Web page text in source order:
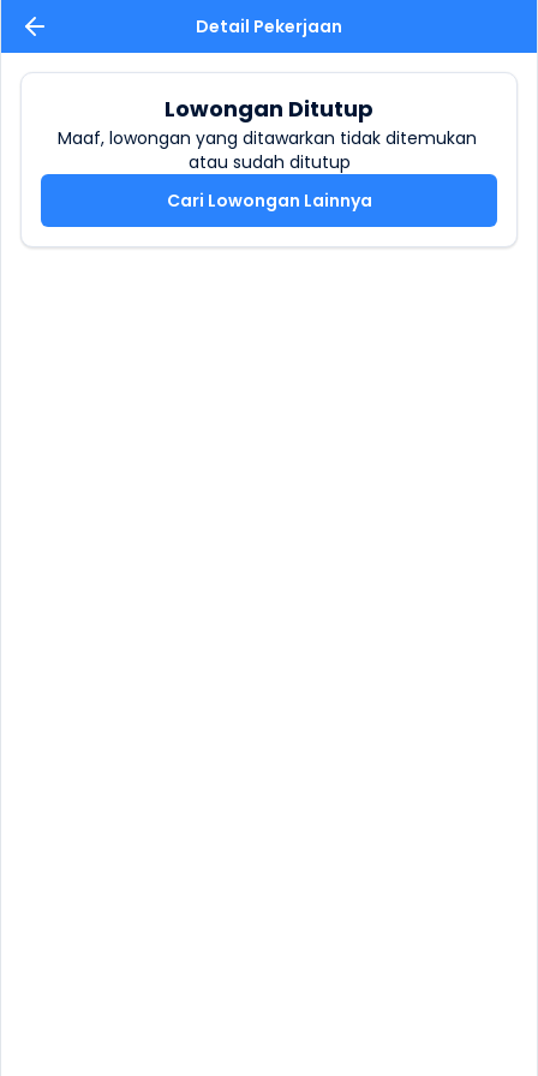
Detail Pekerjaan
Lowongan Ditutup
Maaf, lowongan yang ditawarkan tidak ditemukan
atau sudah ditutup
Cari Lowongan Lainnya